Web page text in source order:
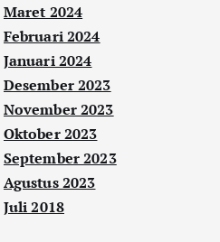
Maret 2024
Februari 2024
Januari 2024
Desember 2023
November 2023
Oktober 2023
September 2023
Agustus 2023
Juli 2018